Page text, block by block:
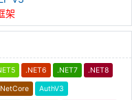
架
.NET6 .NET7 .NET8
AuthV3